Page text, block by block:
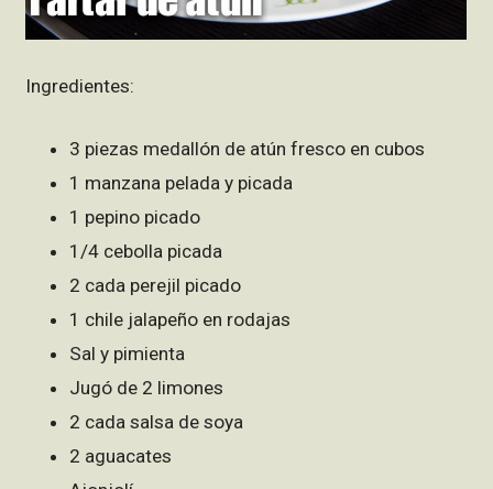
Ingredientes:
3 piezas medallón de atún fresco en cubos
1 manzana pelada y picada
1 pepino picado
1/4 cebolla picada
2 cada perejil picado
1 chile jalapeño en rodajas
Sal y pimienta
Jugó de 2 limones
2 cada salsa de soya
2 aguacates